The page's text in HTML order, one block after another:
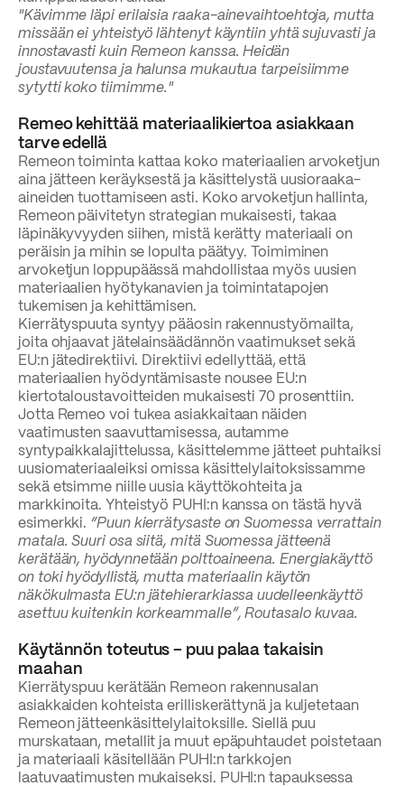
"Kävimme läpi erilaisia raaka-ainevaihtoehtoja, mutta
missään ei yhteistyö lähtenyt käyntiin yhtä sujuvasti ja
innostavasti kuin Remeon kanssa. Heidän
joustavuutensa ja halunsa mukautua tarpeisiimme
sytytti koko tiimimme."
Remeo kehittää materiaalikiertoa asiakkaan
tarve edellä
Remeon toiminta kattaa koko materiaalien arvoketjun
aina jätteen keräyksestä ja käsittelystä uusioraaka-
aineiden tuottamiseen asti. Koko arvoketjun hallinta,
Remeon päivitetyn strategian mukaisesti, takaa
läpinäkyvyyden siihen, mistä kerätty materiaali on
peräisin ja mihin se lopulta päätyy. Toimiminen
arvoketjun loppupäässä mahdollistaa myös uusien
materiaalien hyötykanavien ja toimintatapojen
tukemisen ja kehittämisen.
Kierrätyspuuta syntyy pääosin rakennustyömailta,
joita ohjaavat jätelainsäädännön vaatimukset sekä
EU:n jätedirektiivi. Direktiivi edellyttää, että
materiaalien hyödyntämisaste nousee EU:n
kiertotaloustavoitteiden mukaisesti 70 prosenttiin.
Jotta Remeo voi tukea asiakkaitaan näiden
vaatimusten saavuttamisessa, autamme
syntypaikkalajittelussa, käsittelemme jätteet puhtaiksi
uusiomateriaaleiksi omissa käsittelylaitoksissamme
sekä etsimme niille uusia käyttökohteita ja
markkinoita. Yhteistyö PUHI:n kanssa on tästä hyvä
esimerkki. “Puun kierrätysaste on Suomessa verrattain
matala. Suuri osa siitä, mitä Suomessa jätteenä
kerätään, hyödynnetään polttoaineena. Energiakäyttö
on toki hyödyllistä, mutta materiaalin käytön
näkökulmasta EU:n jätehierarkiassa uudelleenkäyttö
asettuu kuitenkin korkeammalle”, Routasalo kuvaa.
Käytännön toteutus – puu palaa takaisin
maahan
Kierrätyspuu kerätään Remeon rakennusalan
asiakkaiden kohteista erilliskerättynä ja kuljetetaan
Remeon jätteenkäsittelylaitoksille. Siellä puu
murskataan, metallit ja muut epäpuhtaudet poistetaan
ja materiaali käsitellään PUHI:n tarkkojen
laatuvaatimusten mukaiseksi. PUHI:n tapauksessa